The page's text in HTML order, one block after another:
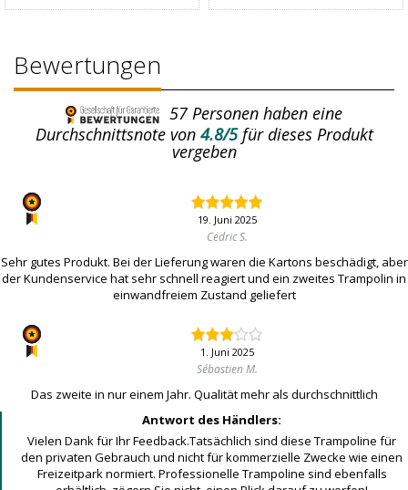
Bewertungen
57 Personen haben eine
Durchschnittsnote von4.8/5für dieses Produkt
vergeben
19. Juni 2025
Cedric S.
Sehr gutes Produkt. Bei der Lieferung waren die Kartons beschädigt, aber
der Kundenservice hat sehr schnell reagiert und ein zweites Trampolin in
einwandfreiem Zustand geliefert
1. Juni 2025
Sébastien M.
Das zweite in nur einem Jahr. Qualität mehr als durchschnittlich
Antwort des Händlers:
Vielen Dank für Ihr Feedback.Tatsächlich sind diese Trampoline für
den privaten Gebrauch und nicht für kommerzielle Zwecke wie einen
Freizeitpark normiert. Professionelle Trampoline sind ebenfalls